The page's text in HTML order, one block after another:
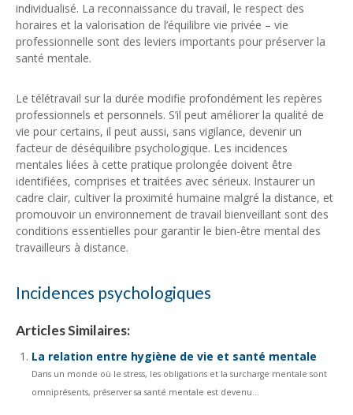
individualisé. La reconnaissance du travail, le respect des
horaires et la valorisation de l’équilibre vie privée – vie
professionnelle sont des leviers importants pour préserver la
santé mentale.
Le télétravail sur la durée modifie profondément les repères
professionnels et personnels. S’il peut améliorer la qualité de
vie pour certains, il peut aussi, sans vigilance, devenir un
facteur de déséquilibre psychologique. Les incidences
mentales liées à cette pratique prolongée doivent être
identifiées, comprises et traitées avec sérieux. Instaurer un
cadre clair, cultiver la proximité humaine malgré la distance, et
promouvoir un environnement de travail bienveillant sont des
conditions essentielles pour garantir le bien-être mental des
travailleurs à distance.
Incidences psychologiques
Articles Similaires:
La relation entre hygiène de vie et santé mentale
Dans un monde où le stress, les obligations et la surcharge mentale sont
omniprésents, préserver sa santé mentale est devenu...